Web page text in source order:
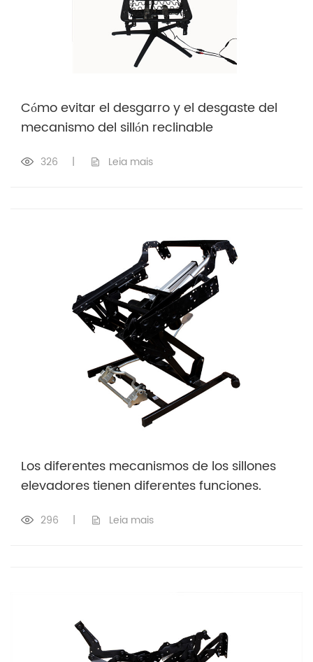
Cómo evitar el desgarro y el desgaste del
mecanismo del sillón reclinable
326 | Leia mais
Los diferentes mecanismos de los sillones
elevadores tienen diferentes funciones.
296 | Leia mais